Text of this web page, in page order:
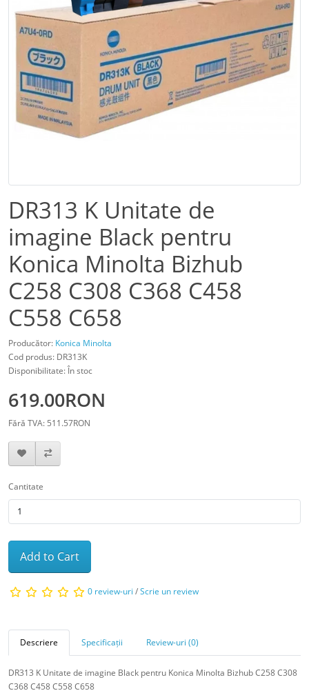
DR313 K Unitate de
imagine Black pentru
Konica Minolta Bizhub
C258 C308 C368 C458
C558 C658
Producător: Konica Minolta
Cod produs: DR313K
Disponibilitate: În stoc
619.00RON
Fără TVA: 511.57RON
Cantitate
Add to Cart
0 review-uri /Scrie un review
Descriere Specificații Review-uri (0)
DR313 K Unitate de imagine Black pentru Konica Minolta Bizhub C258 C308
C368 C458 C558 C658